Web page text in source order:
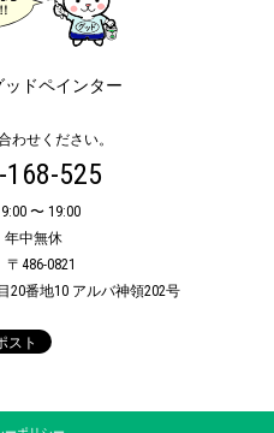
ドペインター
わせください。
168-525
〜 19:00
年中無休
〒486-0821
20番地10 アルバ神領202号